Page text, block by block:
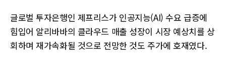
글로벌 투자은행인 제프리스가 인공지능(AI) 수요 급증에
힘입어 알리바바의 클라우드 매출 성장이 시장 예상치를 상
회하며 재가속화될 것으로 전망한 것도 주가에 호재였다.